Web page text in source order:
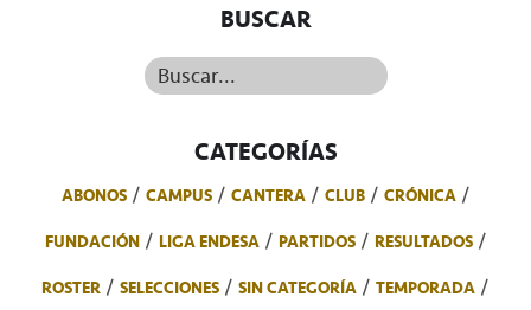
BUSCAR
Buscar...
CATEGORÍAS
ABONOS CAMPUS CANTERA CLUB
CRÓNICA
FUNDACIÓN
LIGA ENDESA PARTIDOS
RESULTADOS
ROSTER
SELECCIONES SIN CATEGORÍA
TEMPORADA